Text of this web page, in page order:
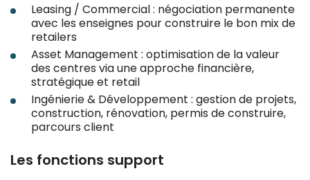
Leasing / Commercial : négociation permanente
avec les enseignes pour construire le bon mix de
retailers
Asset Management : optimisation de la valeur
des centres via une approche financière,
stratégique et retail
Ingénierie & Développement : gestion de projets,
construction, rénovation, permis de construire,
parcours client
Les fonctions support